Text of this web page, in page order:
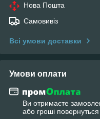
Нова Пошта
Самовивіз
Всі умови доставки
Умови оплати
Ви отримаєте
або гроші